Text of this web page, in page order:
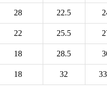
28 22.5
22 25.5
18 28.5
18 32